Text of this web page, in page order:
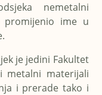
nemetalni
promijenio ime u
je jedini Fakultet
metalni materijali
i prerade tako i